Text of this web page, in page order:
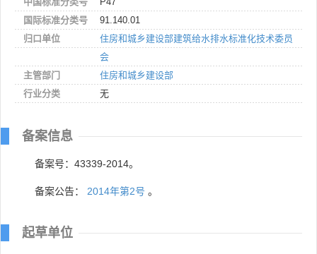
国际标准分类号
91.140.01
归口单位
住房和城乡建设部建筑给水排水标准化技术委员
会
主管部门
住房和城乡建设部
行业分类
无
备案信息
备案号：43339-2014。
备案公告： 2014年第2号 。
起草单位